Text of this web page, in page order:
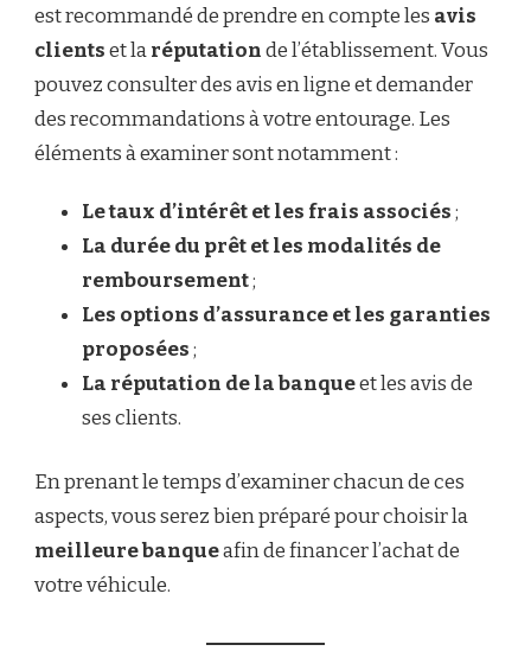
est recommandé de prendre en compte les avis
clientset laréputationde l’établissement. Vous
pouvez consulter des avis en ligne et demander
des recommandations à votre entourage. Les
éléments à examiner sont notamment :
Le taux d’intérêt et les frais associés;
La durée du prêt et les modalités de
remboursement;
Les options d’assurance et les garanties
proposées;
La réputation de la banqueet les avis de
ses clients.
En prenant le temps d’examiner chacun de ces
aspects, vous serez bien préparé pour choisir la
meilleure banqueafin de financer l’achat de
votre véhicule.